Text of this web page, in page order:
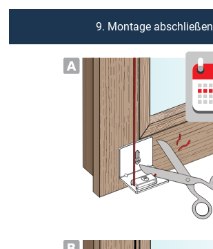
9. Montage abschließen